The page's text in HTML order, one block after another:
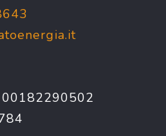
00182290502